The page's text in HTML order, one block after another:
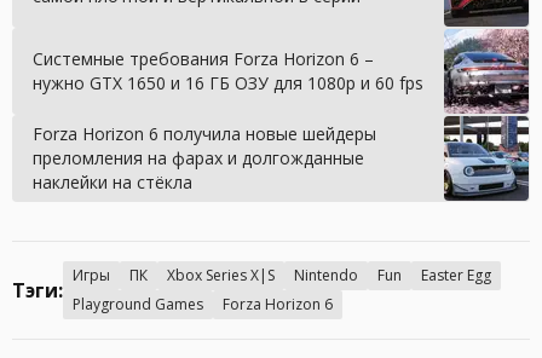
Системные требования Forza Horizon 6 –
нужно GTX 1650 и 16 ГБ ОЗУ для 1080p и 60 fps
Forza Horizon 6 получила новые шейдеры
преломления на фарах и долгожданные
наклейки на стёкла
Тэги:
Игры ПК Xbox Series X|S Nintendo Fun
Easter Egg
Playground Games
Forza Horizon 6